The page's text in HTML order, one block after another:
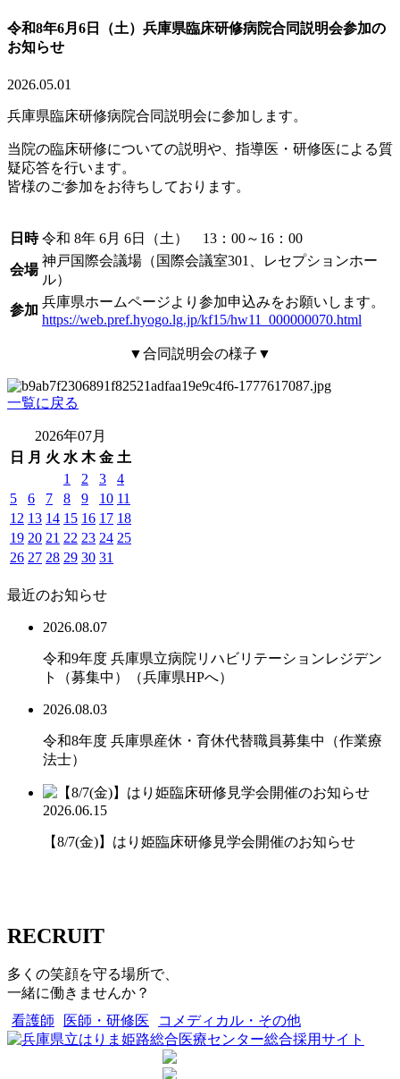
令和8年6月6日（土）兵庫県臨床研修病院合同説明会参加の
お知らせ
2026.05.01
兵庫県臨床研修病院合同説明会に参加します。
当院の臨床研修についての説明や、指導医・研修医による質
疑応答を行います。
皆様のご参加をお待ちしております。
日時 令和 8年 6月 6日（土） 13 ： 00～ 16 ： 00
会場
神戸国際会議場（国際会議室301
、レセプションホー
ル）
参加
兵庫県ホームページより参加申込みをお願いします。
https://web.pref.hyogo.lg.jp/kf15/hw11_000000070.html
▼合同説明会の様子▼
一覧に戻る
2026年07月
日
月 火 水 木 金 土
1
2 3
4
5
6 7 8 9 10 11
12 13 14 15 16 17 18
19 20 21 22 23 24 25
26 27 28 29 30 31
最近のお知らせ
2026.08.07
令和9年度 兵庫県立病院リハビリテーションレジデン
ト（募集中）（兵庫県HPへ）
2026.08.03
令和8年度 兵庫県産休・育休代替職員募集中（作業療
法士）
2026.06.15
【8/7(金)】はり姫臨床研修見学会開催のお知らせ
RECRUIT
多くの笑顔を守る場所で、
一緒に働きませんか？
看護師
医師・研修医 コメディカル・その他